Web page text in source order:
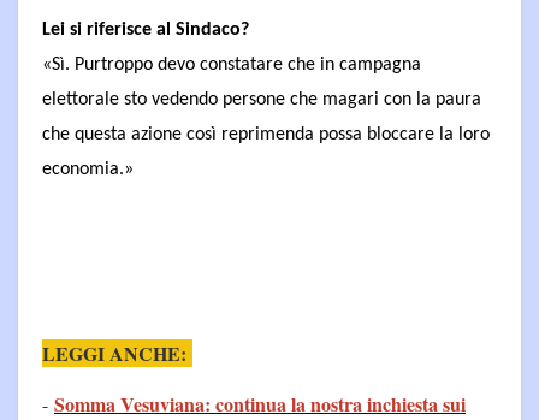
Lei si riferisce al Sindaco?
«Sì. Purtroppo devo constatare che in campagna
elettorale sto vedendo persone che magari con la paura
che questa azione così reprimenda possa bloccare la loro
economia.»
LEGGI ANCHE:
- Somma Vesuviana: continua la nostra inchiesta sui